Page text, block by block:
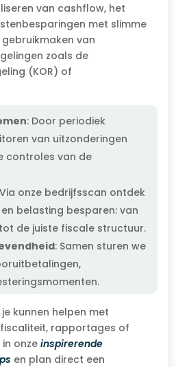
van cashflow, het
met slimme
van
zoals de
(KOR) of
: Door periodiek
van uitzonderingen
controles van de
onze bedrijfsscan ontdek
belasting besparen: van
de juiste fiscale structuur.
: Samen sturen we
kunnen helpen met
rapportages of
in onzeinspirerende
en plan direct een